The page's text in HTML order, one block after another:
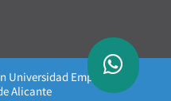
Universidad Empresa -
Alicante